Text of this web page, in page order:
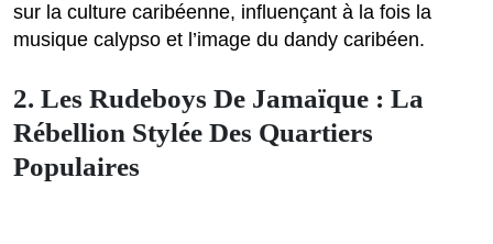
sur la culture caribéenne, influençant à la fois la
musique calypso et l’image du dandy caribéen.
2. Les Rudeboys De Jamaïque : La
Rébellion Stylée Des Quartiers
Populaires